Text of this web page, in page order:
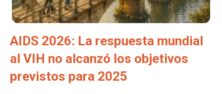
AIDS 2026: La respuesta mundial
al VIH no alcanzó los objetivos
previstos para 2025